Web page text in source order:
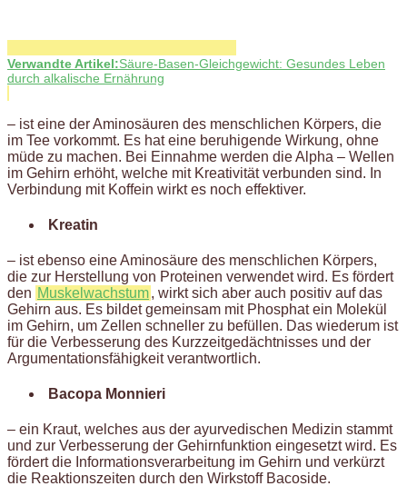
Verwandte Artikel:Säure-Basen-Gleichgewicht: Gesundes Leben
durch alkalische Ernährung
– ist eine der Aminosäuren des menschlichen Körpers, die
im Tee vorkommt. Es hat eine beruhigende Wirkung, ohne
müde zu machen. Bei Einnahme werden die Alpha – Wellen
im Gehirn erhöht, welche mit Kreativität verbunden sind. In
Verbindung mit Koffein wirkt es noch effektiver.
Kreatin
– ist ebenso eine Aminosäure des menschlichen Körpers,
die zur Herstellung von Proteinen verwendet wird. Es fördert
den Muskelwachstum, wirkt sich aber auch positiv auf das
Gehirn aus. Es bildet gemeinsam mit Phosphat ein Molekül
im Gehirn, um Zellen schneller zu befüllen. Das wiederum ist
für die Verbesserung des Kurzzeitgedächtnisses und der
Argumentationsfähigkeit verantwortlich.
Bacopa Monnieri
– ein Kraut, welches aus der ayurvedischen Medizin stammt
und zur Verbesserung der Gehirnfunktion eingesetzt wird. Es
fördert die Informationsverarbeitung im Gehirn und verkürzt
die Reaktionszeiten durch den Wirkstoff Bacoside.